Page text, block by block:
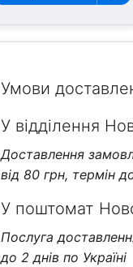
Умови
У відділення
Доставлення
від 80 грн, термін
У поштомат
Послуга
до 2 днів по Україні